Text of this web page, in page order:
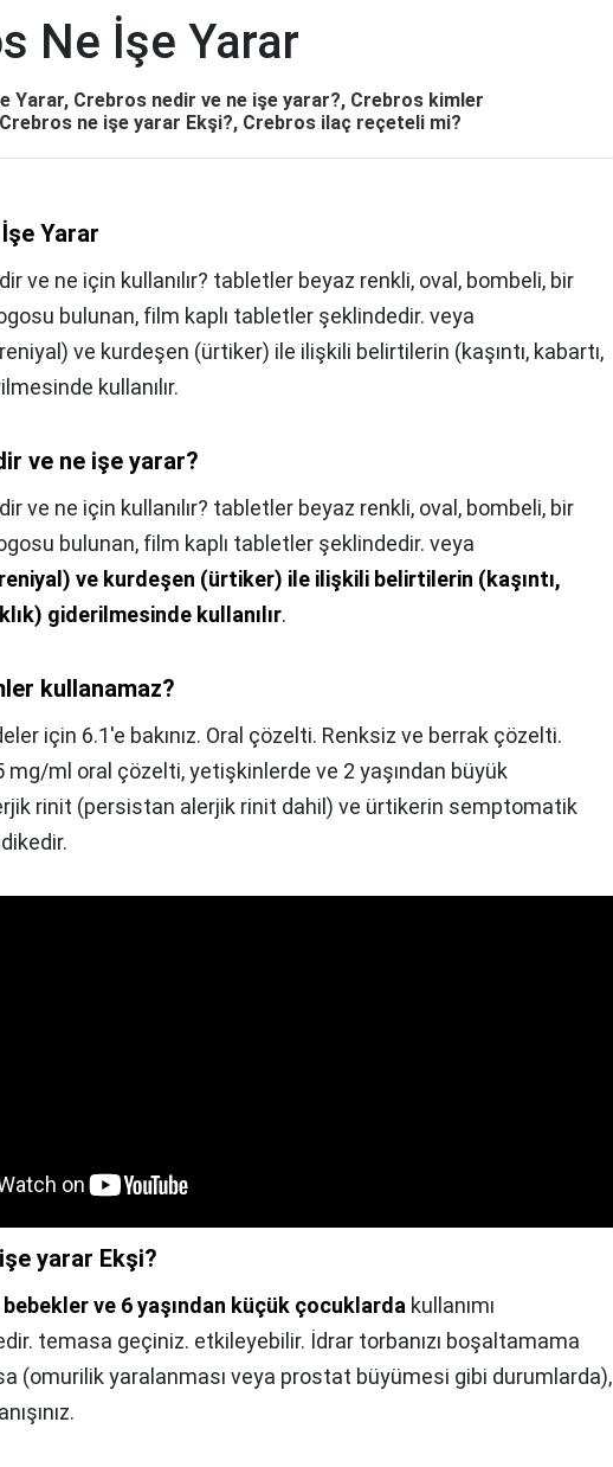
Ne İşe Yarar
Yarar, Crebros nedir ve ne işe yarar?, Crebros kimler
ne işe yarar Ekşi?, Crebros ilaç reçeteli mi?
Yarar
ve ne için kullanılır? tabletler beyaz renkli, oval, bombeli, bir
bulunan, film kaplı tabletler şeklindedir. veya
ve kurdeşen (ürtiker) ile ilişkili belirtilerin (kaşıntı, kabartı,
kullanılır.
ve ne işe yarar?
ve ne için kullanılır? tabletler beyaz renkli, oval, bombeli, bir
bulunan, film kaplı tabletler şeklindedir. veya
ve kurdeşen (ürtiker) ile ilişkili belirtilerin (kaşıntı,
giderilmesinde kullanılır.
kullanamaz?
için 6.1'e bakınız. Oral çözelti. Renksiz ve berrak çözelti.
mg/ml oral çözelti, yetişkinlerde ve 2 yaşından büyük
rinit (persistan alerjik rinit dahil) ve ürtikerin semptomatik
yarar Ekşi?
bebekler ve 6 yaşından küçük çocuklarda kullanımı
temasa geçiniz. etkileyebilir. İdrar torbanızı boşaltamama
(omurilik yaralanması veya prostat büyümesi gibi durumlarda),